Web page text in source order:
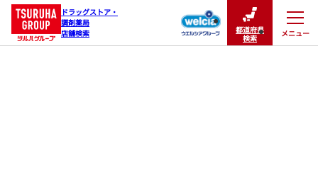
ドラッグストア・
調剤薬局
店舗検索
都道府県
検索
メニュー
閉じる